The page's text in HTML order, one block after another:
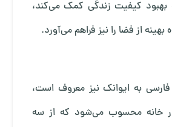
بهبود کیفیت زندگی کمک می‌کند،
بهینه از فضا را نیز فراهم می‌آورد.
فارسی به ایوانک نیز معروف است،
خانه محسوب می‌شود که از سه